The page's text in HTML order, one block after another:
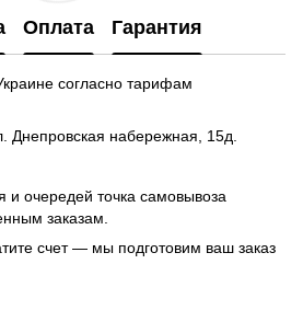
Оплата Гарантия
согласно тарифам
Днепровская набережная , 15д.
и очередей точка самовывоза
заказам.
счет — мы подготовим ваш заказ